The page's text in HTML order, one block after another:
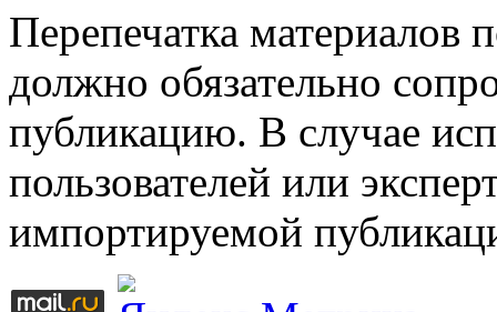
Перепечатка материалов
должно обязательно
публикацию. В случае
пользователей или
импортируемой